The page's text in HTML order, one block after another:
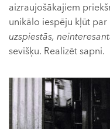
aizraujošākajiem
unikālo iespēju kļūt
uzspiestās,
sevišķu. Realizēt sapni.